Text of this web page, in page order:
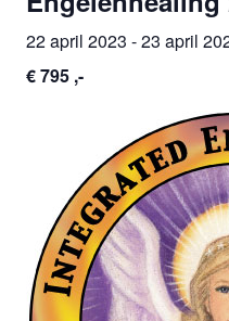
22 april 2023 -23 april
€ 795 ,-